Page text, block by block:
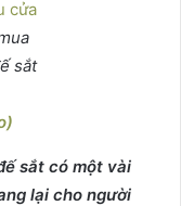
sắt
sắt có một vài
lại cho người